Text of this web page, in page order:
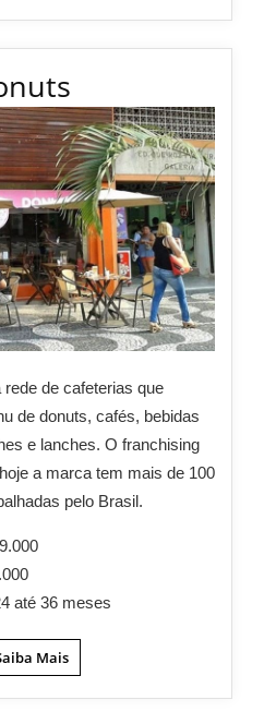
de cafeterias que
de donuts, cafés, bebidas
e lanches. O franchising
a marca tem mais de 100
pelo Brasil.
até 36 meses
Mais